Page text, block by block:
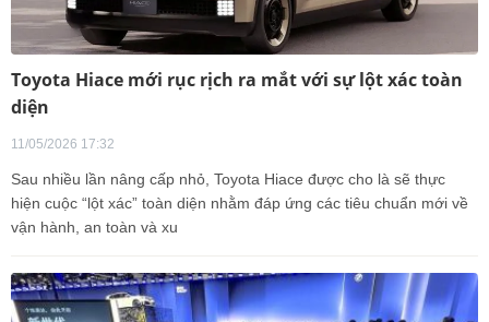
Toyota Hiace mới rục rịch ra mắt với sự lột xác toàn
diện
11/05/2026 17:32
Sau nhiều lần nâng cấp nhỏ, Toyota Hiace được cho là sẽ thực
hiện cuộc “lột xác” toàn diện nhằm đáp ứng các tiêu chuẩn mới về
vận hành, an toàn và xu